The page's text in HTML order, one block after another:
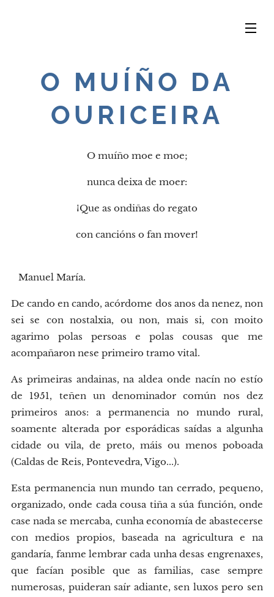
O MUÍÑO DA
OURICEIRA
O muíño moe e moe;
nunca deixa de moer:
¡Que as ondiñas do regato
con cancións o fan mover!
Manuel María.
De cando en cando, acórdome dos anos da nenez, non
sei se con nostalxia, ou non, mais si, con moito
agarimo polas persoas e polas cousas que me
acompañaron nese primeiro tramo vital.
As primeiras andainas, na aldea onde nacín no estío
de 1951, teñen un denominador común nos dez
primeiros anos: a permanencia no mundo rural,
soamente alterada por esporádicas saídas a algunha
cidade ou vila, de preto, máis ou menos poboada
(Caldas de Reis, Pontevedra, Vigo...).
Esta permanencia nun mundo tan cerrado, pequeno,
organizado, onde cada cousa tiña a súa función, onde
case nada se mercaba, cunha economía de abastecerse
con medios propios, baseada na agricultura e na
gandaría, fanme lembrar cada unha desas engrenaxes,
que facían posible que as familias, case sempre
numerosas, puideran saír adiante, sen luxos pero sen